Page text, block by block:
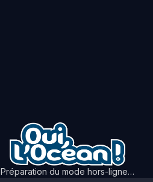
Préparation du mode hors-ligne…